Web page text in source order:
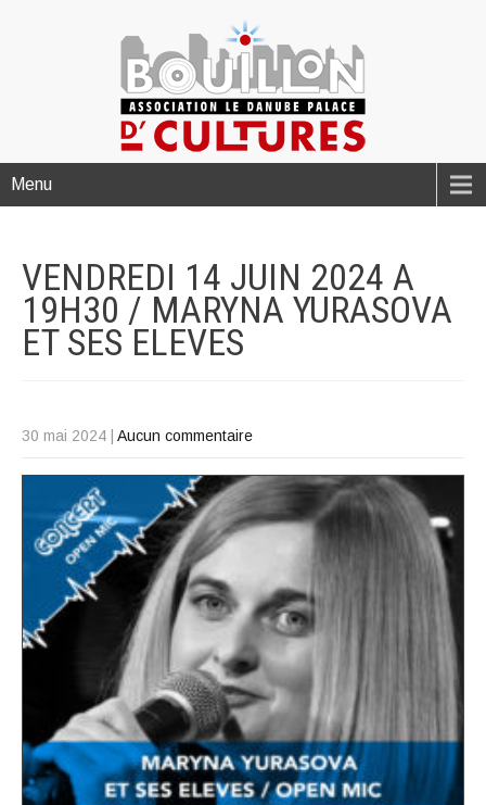
Menu
VENDREDI 14 JUIN 2024 A
19H30 / MARYNA YURASOVA
ET SES ELEVES
30 mai 2024 Aucun commentaire